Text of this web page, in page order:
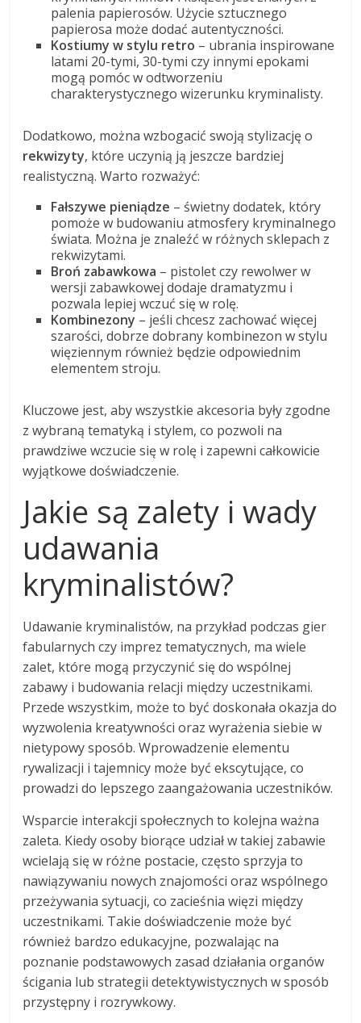
palenia papierosów. Użycie sztucznego
papierosa może dodać autentyczności.
Kostiumy w stylu retro – ubrania inspirowane
latami 20-tymi, 30-tymi czy innymi epokami
mogą pomóc w odtworzeniu
charakterystycznego wizerunku kryminalisty.
Dodatkowo, można wzbogacić swoją stylizację o
rekwizyty, które uczynią ją jeszcze bardziej
realistyczną. Warto rozważyć:
Fałszywe pieniądze – świetny dodatek, który
pomoże w budowaniu atmosfery kryminalnego
świata. Można je znaleźć w różnych sklepach z
rekwizytami.
Broń zabawkowa – pistolet czy rewolwer w
wersji zabawkowej dodaje dramatyzmu i
pozwala lepiej wczuć się w rolę.
Kombinezony – jeśli chcesz zachować więcej
szarości, dobrze dobrany kombinezon w stylu
więziennym również będzie odpowiednim
elementem stroju.
Kluczowe jest, aby wszystkie akcesoria były zgodne
z wybraną tematyką i stylem, co pozwoli na
prawdziwe wczucie się w rolę i zapewni całkowicie
wyjątkowe doświadczenie.
Jakie są zalety i wady
udawania
kryminalistów?
Udawanie kryminalistów, na przykład podczas gier
fabularnych czy imprez tematycznych, ma wiele
zalet, które mogą przyczynić się do wspólnej
zabawy i budowania relacji między uczestnikami.
Przede wszystkim, może to być doskonała okazja do
wyzwolenia kreatywności oraz wyrażenia siebie w
nietypowy sposób. Wprowadzenie elementu
rywalizacji i tajemnicy może być ekscytujące, co
prowadzi do lepszego zaangażowania uczestników.
Wsparcie interakcji społecznych to kolejna ważna
zaleta. Kiedy osoby biorące udział w takiej zabawie
wcielają się w różne postacie, często sprzyja to
nawiązywaniu nowych znajomości oraz wspólnego
przeżywania sytuacji, co zacieśnia więzi między
uczestnikami. Takie doświadczenie może być
również bardzo edukacyjne, pozwalając na
poznanie podstawowych zasad działania organów
ścigania lub strategii detektywistycznych w sposób
przystępny i rozrywkowy.